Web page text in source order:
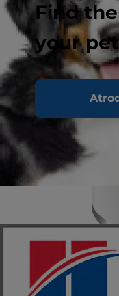
Find
your pet